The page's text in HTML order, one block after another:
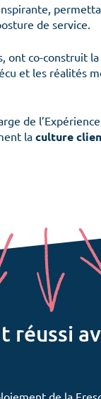
de service.
ont co-construit
et les réalités
de
la culture
réussi